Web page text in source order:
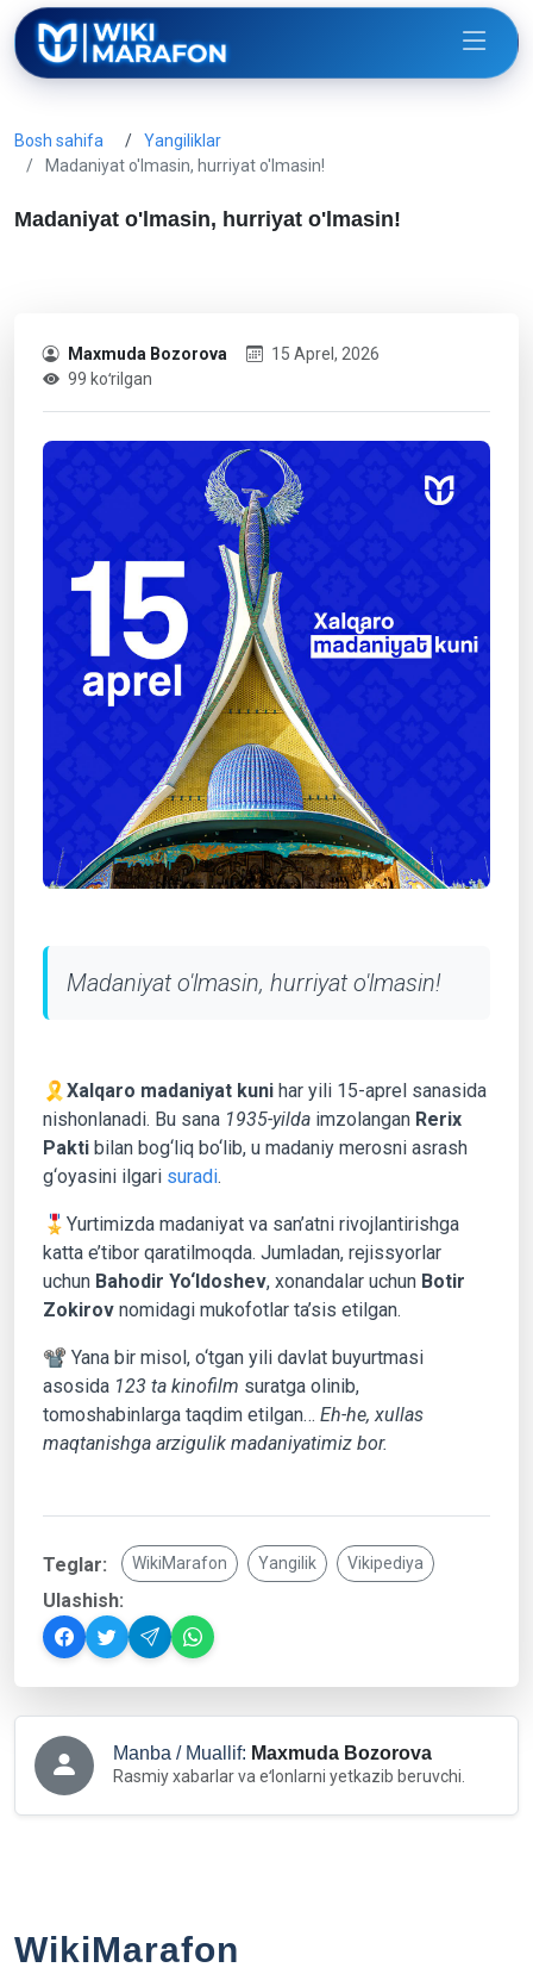
Bosh sahifa
Yangiliklar
Madaniyat o'lmasin, hurriyat o'lmasin!
Madaniyat o'lmasin, hurriyat o'lmasin!
Maxmuda Bozorova
15 Aprel, 2026
99 koʻrilgan
Madaniyat o'lmasin, hurriyat o'lmasin!
🎗 Xalqaro madaniyat kuni har yili 15-aprel sanasida
nishonlanadi. Bu sana 1935-yilda imzolangan Rerix
Pakti bilan bog‘liq bo‘lib, u madaniy merosni asrash
g‘oyasini ilgari suradi.
🎖Yurtimizda madaniyat va san’atni rivojlantirishga
katta e’tibor qaratilmoqda. Jumladan, rejissyorlar
uchun Bahodir Yo‘ldoshev, xonandalar uchun Botir
Zokirov nomidagi mukofotlar ta’sis etilgan.
📽 Yana bir misol, o‘tgan yili davlat buyurtmasi
asosida 123 ta kinofilm suratga olinib,
tomoshabinlarga taqdim etilgan… Eh-he, xullas
maqtanishga arzigulik madaniyatimiz bor.
Teglar: WikiMarafon Yangilik Vikipediya
Ulashish:
Manba / Muallif: Maxmuda Bozorova
Rasmiy xabarlar va eʻlonlarni yetkazib beruvchi.
WikiMarafon